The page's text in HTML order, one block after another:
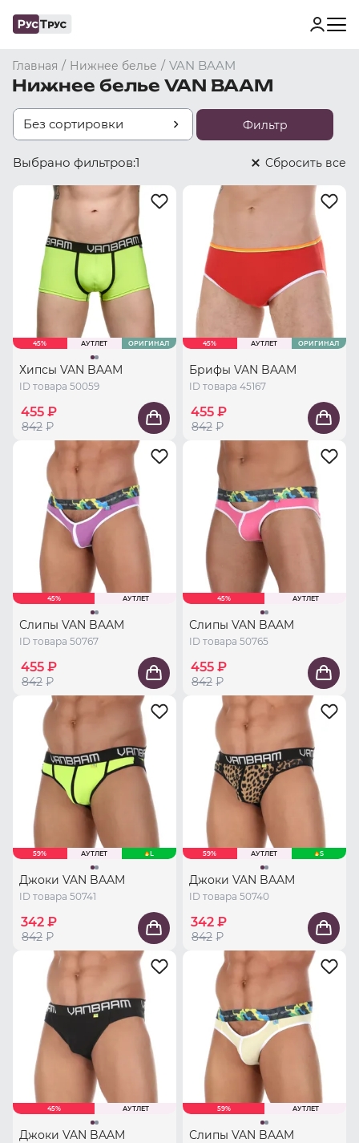
Главная / Нижнее белье / VAN BAAM
Нижнее белье VAN BAAM
Без сортировки Фильтр
Выбрано фильтров:1 Cбросить все
45% АУТЛЕТ ОРИГИНАЛ
Хипсы VAN BAAM
ID товара 50059
455 ₽
842 ₽
45% АУТЛЕТ ОРИГИНАЛ
Брифы VAN BAAM
ID товара 45167
455 ₽
842 ₽
45% АУТЛЕТ
Слипы VAN BAAM
ID товара 50767
455 ₽
842 ₽
45% АУТЛЕТ
Слипы VAN BAAM
ID товара 50765
455 ₽
842 ₽
59% АУТЛЕТ L
Джоки VAN BAAM
ID товара 50741
342 ₽
842 ₽
59% АУТЛЕТ S
Джоки VAN BAAM
ID товара 50740
342 ₽
842 ₽
45% АУТЛЕТ
Джоки VAN BAAM
59% АУТЛЕТ
Слипы VAN BAAM